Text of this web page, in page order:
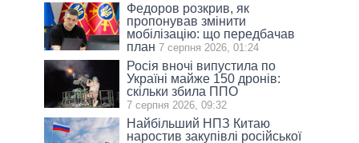
Федоров розкрив, як
пропонував змінити
мобілізацію: що передбачав
план 7 серпня 2026, 01:24
Росія вночі випустила по
Україні майже 150 дронів:
скільки збила ППО
7 серпня 2026, 09:32
Найбільший НПЗ Китаю
наростив закупівлі російської